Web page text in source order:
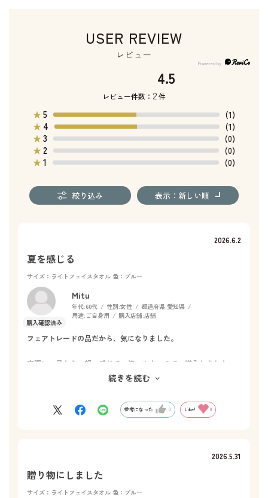
USER REVIEW
レビュー
4.5
レビュー件数： 2件
★5
(1)
★ 4
(1)
★3
(0)
★2
(0)
★1 (0)
絞り込み 表示：新しい順
2026.6.2
夏を感じる
サイズ：ライトフェイスタオル 色：ブルー
Mitu
年代:60代 性別:女性 都道府県:愛知県
用途: ご自身用 購入店舗:店舗
フェアトレードの品だから、気になりました。
実際に、見たら、軽い感じで、使いやすいので、購入しました。
続きを読む
参考になった 0 Like! 0
2026.5.31
贈り物にしました
サイズ：ライトフェイスタオル 色：ブルー